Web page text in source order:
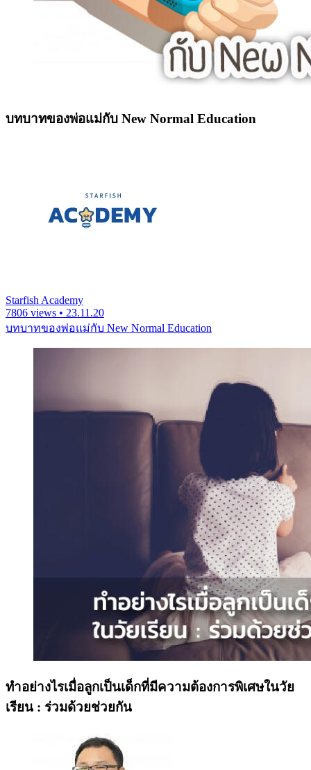
บทบาทของพ่อแม่กับ New Normal Education
Starfish Academy
7806 views • 23.11.20
บทบาทของพ่อแม่กับ New Normal Education
ทำอย่างไรเมื่อลูกเป็นเด็กที่มีความต้องการพิเศษในวัย
เรียน : ร่วมด้วยช่วยกัน